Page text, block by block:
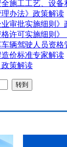
全施工工艺、设
理办法》政策解读
业审批实施细则》
格许可实施细则
车辆驾驶人员资
价标准专家解读
政策解读